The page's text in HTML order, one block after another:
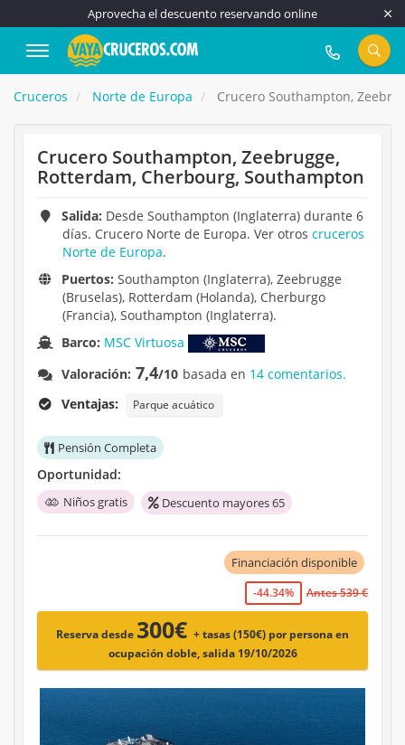
Aprovecha el descuento reservando online
917 815 555
Cruceros Norte de Europa Crucero Southampton,
Crucero Southampton, Zeebrugge,
Rotterdam, Cherbourg, Southampton
Salida: Desde Southampton (Inglaterra) durante 6
días. Crucero Norte de Europa. Ver otros cruceros
Norte de Europa.
Puertos: Southampton (Inglaterra), Zeebrugge
(Bruselas), Rotterdam (Holanda), Cherburgo
(Francia), Southampton (Inglaterra).
Barco: MSC Virtuosa
Valoración: 7,4/10 basada en 14 comentarios.
Ventajas:
Parque acuático
Pensión Completa
Oportunidad:
Niños gratis Descuento mayores 65
Financiación disponible
-44.34% Antes 539 €
Reserva desde 300€ + tasas (150€) por persona en
ocupación doble, salida 19/10/2026